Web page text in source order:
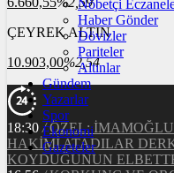
ÇEYREK ALTIN
10.903,00%2,54
Nöbetçi
Haber Gönder
Dövizler
Pariteler
Altınlar
Gündem
Yazarlar
Spor
Ekonomi
Gazeteler
18:30 / ÖZEL:
HAKİMİ ATADILAR
KOYDUĞUNUN